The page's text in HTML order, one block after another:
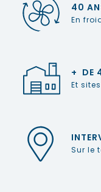
40
En
+ DE
Et
Sur le